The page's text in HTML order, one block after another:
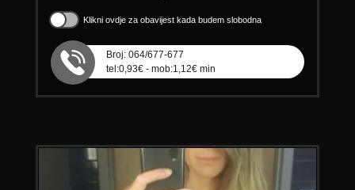
Klikni ovdje za obavijest kada budem slobodna
Broj: 064/677-677
tel:0,93€ - mob:1,12€ min